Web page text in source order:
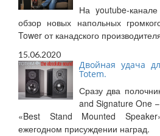
На youtube-
обзор новых напольных
Tower от канадского
15.06.2020
Двойная удача
Totem.
Сразу два
and Signature One
«Best Stand Mounted
ежегодном присуждении наград.